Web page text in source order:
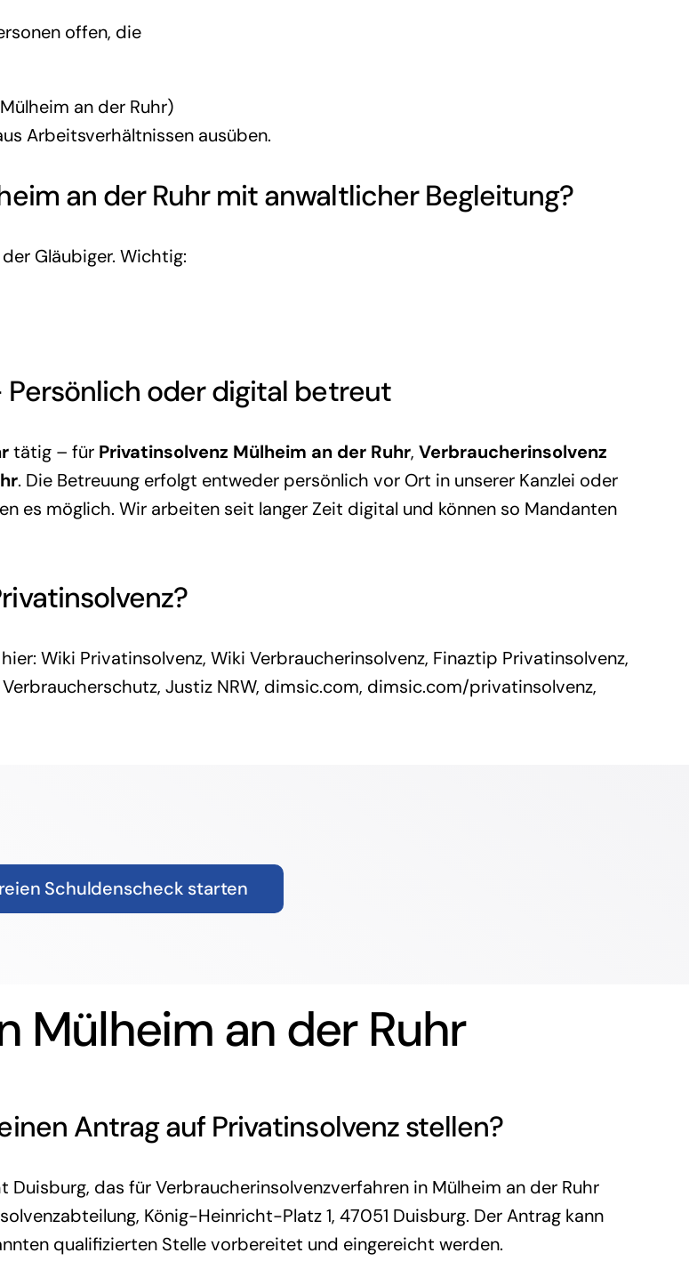
offen, die
an der Ruhr)
Arbeitsverhältnissen ausüben.
an der Ruhrmit anwaltlicher Begleitung?
Gläubiger. Wichtig:
oder digital betreut
tätig – für Privatinsolvenz Mülheim an der Ruhr, Verbraucherinsolvenz
. Die Betreuung erfolgt entweder persönlich vor Ort in unserer Kanzlei oder
es möglich. Wir arbeiten seit langer Zeit digital und können so Mandanten
Wiki Privatinsolvenz, Wiki Verbraucherinsolvenz, Finaztip Privatinsolvenz,
, Justiz NRW, dimsic.com, dimsic.com/privatinsolvenz,
Schuldenscheck starten
Mülheim an der Ruhr
Antrag aufPrivatinsolvenzstellen?
das für Verbraucherinsolvenzverfahren in Mülheim an der Ruhr
König-Heinricht-Platz 1, 47051 Duisburg. Der Antrag kann
qualifizierten Stelle vorbereitet und eingereicht werden.